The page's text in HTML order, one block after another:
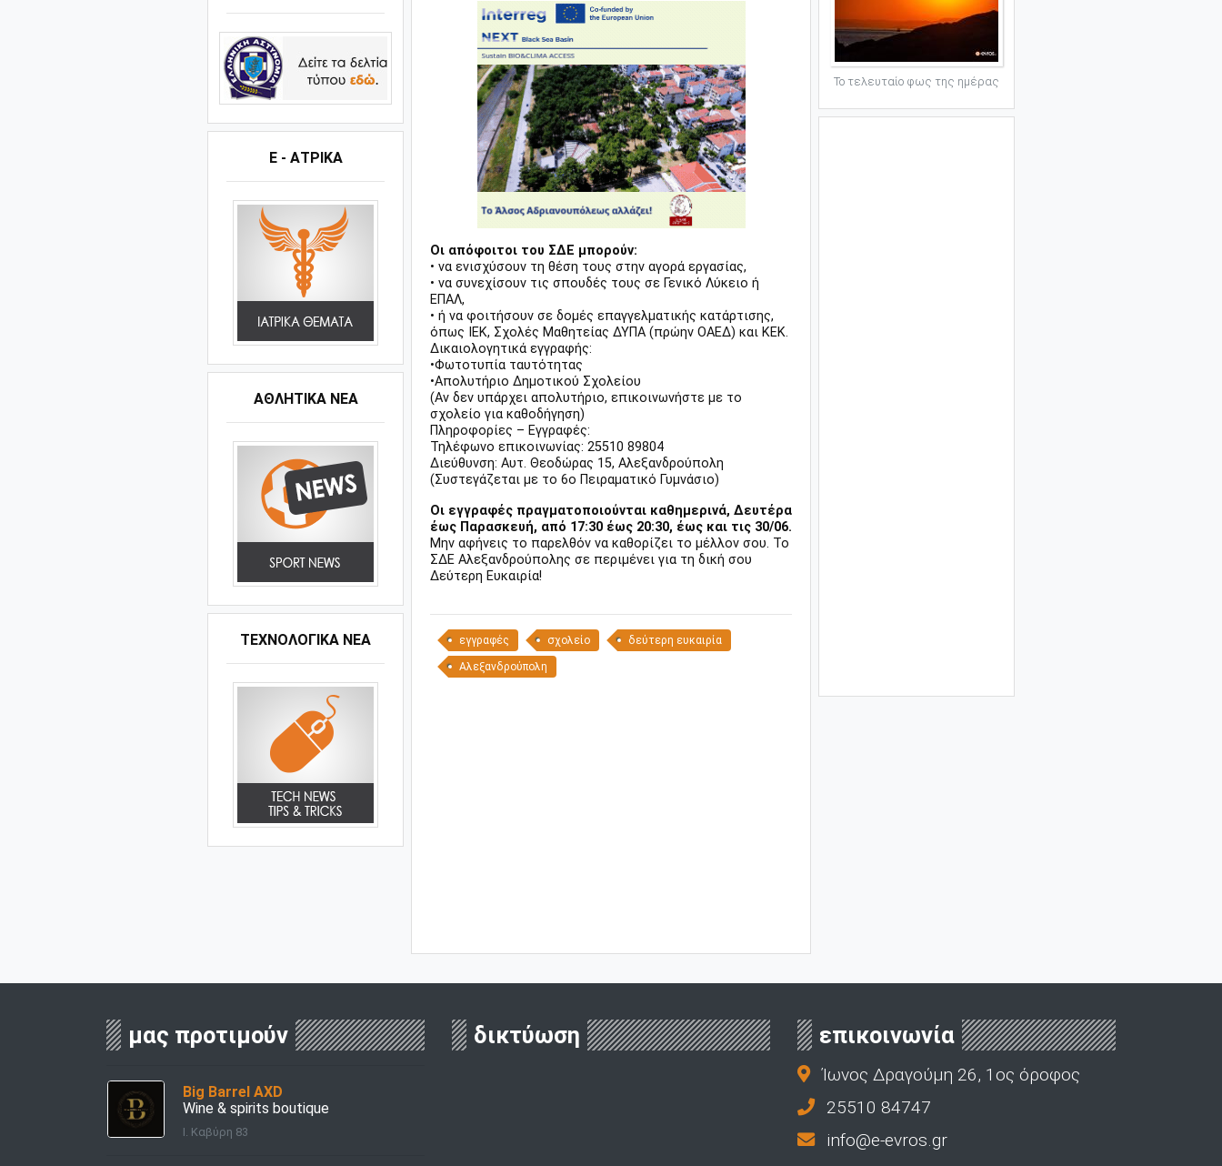
Ε - ΑΤΡΙΚΑ
ΑΘΛΗΤΙΚΆ ΝΈΑ
ΤΕΧΝΟΛΟΓΙΚΑ ΝΕΑ
Οι απόφοιτοι του ΣΔΕ μπορούν:
• να ενισχύσουν τη θέση τους στην αγορά εργασίας,
• να συνεχίσουν τις σπουδές τους σε Γενικό Λύκειο ή
ΕΠΑΛ,
• ή να φοιτήσουν σε δομές επαγγελματικής κατάρτισης,
όπως ΙΕΚ, Σχολές Μαθητείας ΔΥΠΑ (πρώην ΟΑΕΔ) και ΚΕΚ.
Δικαιολογητικά εγγραφής:
•Φωτοτυπία ταυτότητας
•Απολυτήριο Δημοτικού Σχολείου
(Αν δεν υπάρχει απολυτήριο, επικοινωνήστε με το
σχολείο για καθοδήγηση)
Πληροφορίες – Εγγραφές:
Τηλέφωνο επικοινωνίας: 25510 89804
Διεύθυνση: Αυτ. Θεοδώρας 15, Αλεξανδρούπολη
(Συστεγάζεται με το 6ο Πειραματικό Γυμνάσιο)
Οι εγγραφές πραγματοποιούνται καθημερινά, Δευτέρα
έως Παρασκευή, από 17:30 έως 20:30, έως και τις 30/06.
Μην αφήνεις το παρελθόν να καθορίζει το μέλλον σου. Το
ΣΔΕ Αλεξανδρούπολης σε περιμένει για τη δική σου
Δεύτερη Ευκαιρία!
εγγραφές σχολείο δεύτερη ευκαιρία
Αλεξανδρούπολη
Το τελευταίο φως της ημέρας
μας προτιμούν
Big Barrel AXD
Wine & spirits boutique
Ι. Καβύρη 83
δικτύωση επικοινωνία
Ίωνος Δραγούμη 26, 1ος όροφος
25510 84747
info@e-evros.gr